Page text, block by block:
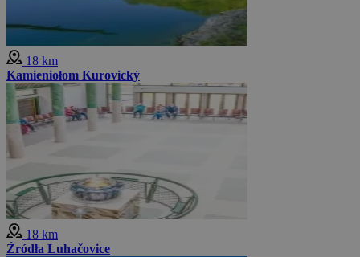
18 km
Kamieniołom Kurovický
18 km
Źródła Luhačovice